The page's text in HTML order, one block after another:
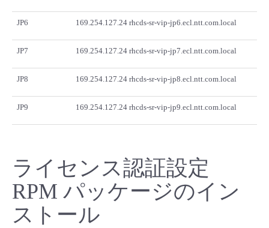
JP6 169.254.127.24 rhcds-sr-vip-jp6.ecl.ntt.com.local
JP7 169.254.127.24 rhcds-sr-vip-jp7.ecl.ntt.com.local
JP8 169.254.127.24 rhcds-sr-vip-jp8.ecl.ntt.com.local
JP9 169.254.127.24 rhcds-sr-vip-jp9.ecl.ntt.com.local
ライセンス認証設定
RPM パッケージのイン
ストール